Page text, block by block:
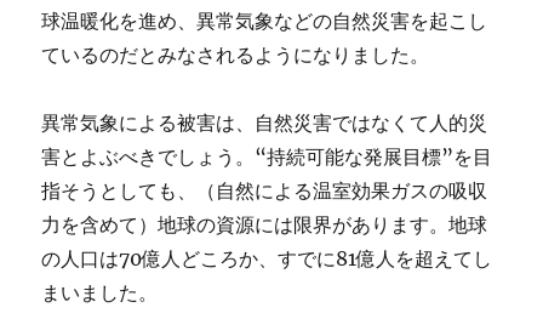
球温暖化を進め、異常気象などの自然災害を起こし
ているのだとみなされるようになりました。
異常気象による被害は、自然災害ではなくて人的災
害とよぶべきでしょう。“持続可能な発展目標”を目
指そうとしても、（自然による温室効果ガスの吸収
力を含めて）地球の資源には限界があります。地球
の人口は70億人どころか、すでに81億人を超えてし
まいました。